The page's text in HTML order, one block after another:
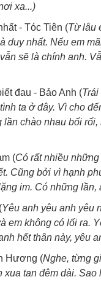
xa...)
- Tóc Tiên (Từ lâu
duy nhất. Nếu em
sẽ là chính anh.
đau - Bảo Anh (Trái
ta ở đây. Vì cho
lần chào nhau bối
(Có rất nhiều
Cũng bởi vì hạnh
im. Có những lần,
Yêu anh yêu anh yêu
em không có lối ra.
hết thân này, yêu
Hương (Nghe, từng
xua tan đêm dài. Sao